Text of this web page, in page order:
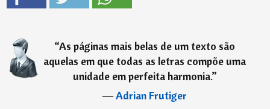
“As páginas mais belas de um texto são
aquelas em que todas as letras compõe uma
unidade em perfeita harmonia.”
―Adrian Frutiger